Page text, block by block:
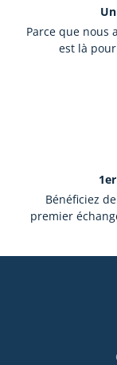
Parce que nous
est là
Bénéficiez
premier